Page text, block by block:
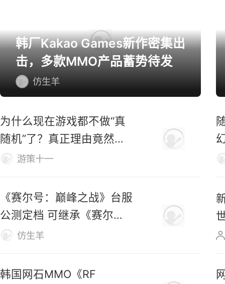
韩厂Kakao Games新作密集出
击，多款MMO产品蓄势待发
仿生羊
为什么现在游戏都不做“真
随机”了？真正理由竟然
是……游策十一
《赛尔号：巅峰之战》台服
公测定档 可继承《赛尔
号》数据
仿生羊
韩国网石MMO《RF